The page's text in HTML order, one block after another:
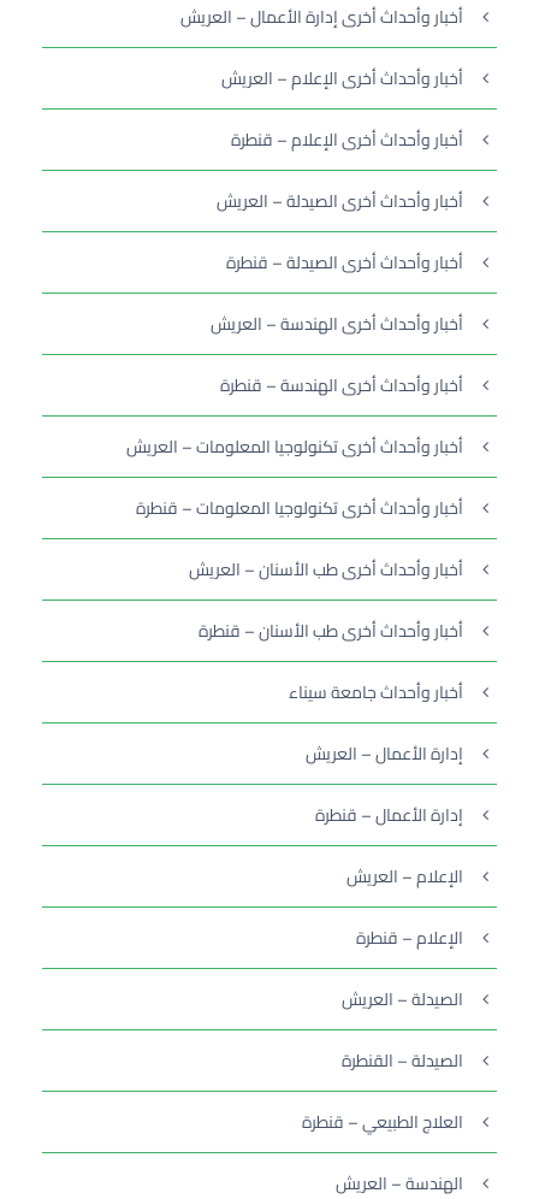
أخبار وأحداث أخرى إدارة الأعمال – العريش
أخبار وأحداث أخرى الإعلام – العريش
أخبار وأحداث أخرى الإعلام – قنطرة
أخبار وأحداث أخرى الصيدلة – العريش
أخبار وأحداث أخرى الصيدلة – قنطرة
أخبار وأحداث أخرى الهندسة – العريش
أخبار وأحداث أخرى الهندسة – قنطرة
أخبار وأحداث أخرى تكنولوجيا المعلومات – العريش
أخبار وأحداث أخرى تكنولوجيا المعلومات – قنطرة
أخبار وأحداث أخرى طب الأسنان – العريش
أخبار وأحداث أخرى طب الأسنان – قنطرة
أخبار وأحداث جامعة سيناء
إدارة الأعمال – العريش
إدارة الأعمال – قنطرة
الإعلام – العريش
الإعلام – قنطرة
الصيدلة – العريش
الصيدلة – القنطرة
العلاج الطبيعي – قنطرة
الهندسة – العريش